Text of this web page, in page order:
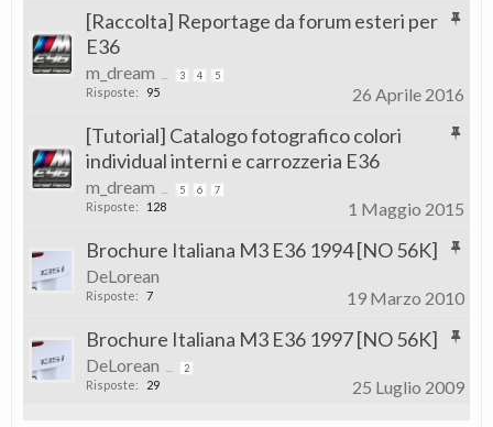
[Raccolta] Reportage da forum esteri per
E36
m_dream 3 4 5
Risposte: 95 26 Aprile 2016
[Tutorial] Catalogo fotografico colori
individual interni e carrozzeria E36
m_dream 5 6 7
Risposte: 128 1 Maggio 2015
Brochure Italiana M3 E36 1994 [NO 56K]
DeLorean
Risposte: 7 19 Marzo 2010
Brochure Italiana M3 E36 1997 [NO 56K]
DeLorean 2
Risposte: 29 25 Luglio 2009